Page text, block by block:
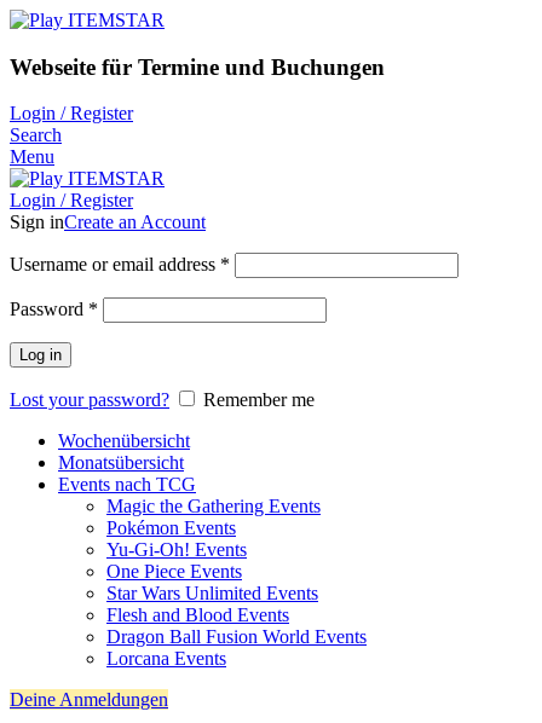
Webseite für Termine und Buchungen
Login / Register
Search
Menu
Login / Register
Sign inCreate an Account
Username or email address *
Password *
Log in
Lost your password?
Remember me
Wochenübersicht
Monatsübersicht
Events nach TCG
Magic the Gathering Events
Pokémon Events
Yu-Gi-Oh! Events
One Piece Events
Star Wars Unlimited Events
Flesh and Blood Events
Dragon Ball Fusion World Events
Lorcana Events
Deine Anmeldungen